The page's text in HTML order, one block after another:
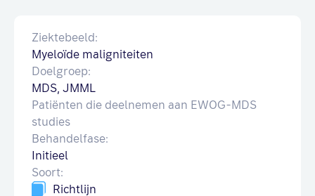
Ziektebeeld:
Myeloïde maligniteiten
Doelgroep:
MDS, JMML
Patiënten die deelnemen aan EWOG-MDS
studies
Behandelfase:
Initieel
Soort:
Richtlijn
Contact